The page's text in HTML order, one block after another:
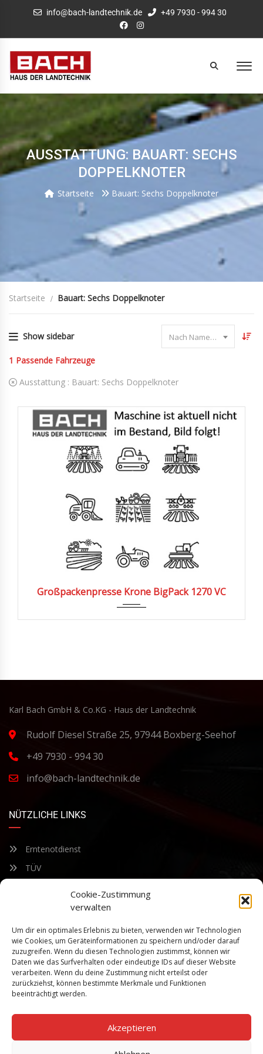
Cookie-Zustimmung
verwalten
Um dir ein optimales Erlebnis zu bieten, verwenden wir Technologien
wie Cookies, um Geräteinformationen zu speichern und/oder darauf
zuzugreifen. Wenn du diesen Technologien zustimmst, können wir
Daten wie das Surfverhalten oder eindeutige IDs auf dieser Website
verarbeiten. Wenn du deine Zustimmung nicht erteilst oder
zurückziehst, können bestimmte Merkmale und Funktionen
beeinträchtigt werden.
Akzeptieren
info@bach-landtechnik.de +49 7930 - 994 30
AUSSTATTUNG: BAUART: SECHS
DOPPELKNOTER
Startseite Bauart: Sechs Doppelknoter
Startseite Bauart: Sechs Doppelknoter
Show sidebar Nach Name sortieren
1 Passende Fahrzeuge
Ausstattung : Bauart: Sechs Doppelknoter
Großpackenpresse Krone BigPack 1270 VC
Karl Bach GmbH & Co.KG - Haus der Landtechnik
Rudolf Diesel Straße 25, 97944 Boxberg-Seehof
+49 7930 - 994 30
info@bach-landtechnik.de
NÜTZLICHE LINKS
Erntenotdienst
TÜV
Bleiben Sie auf dem Laufenden über unsere sich ständig
weiterentwickelnden Produkteigenschaften und Technologien.
Geben Sie Ihre E-Mail-Adresse ein und abonnieren Sie unseren
Newsletter.